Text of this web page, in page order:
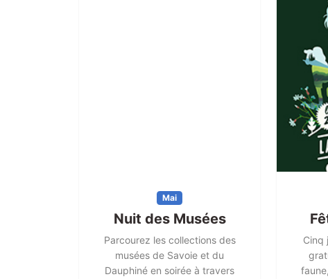
Mai
Nuit des Musées
Parcourez les collections des
musées de Savoie et du
Dauphiné en soirée à travers
Cinq